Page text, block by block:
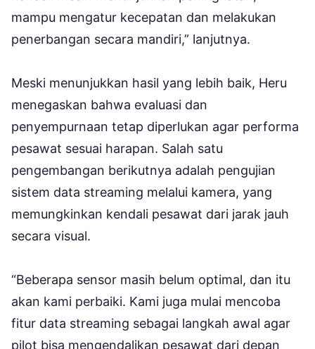
mampu mengatur kecepatan dan melakukan
penerbangan secara mandiri,” lanjutnya.
Meski menunjukkan hasil yang lebih baik, Heru
menegaskan bahwa evaluasi dan
penyempurnaan tetap diperlukan agar performa
pesawat sesuai harapan. Salah satu
pengembangan berikutnya adalah pengujian
sistem data streaming melalui kamera, yang
memungkinkan kendali pesawat dari jarak jauh
secara visual.
“Beberapa sensor masih belum optimal, dan itu
akan kami perbaiki. Kami juga mulai mencoba
fitur data streaming sebagai langkah awal agar
pilot bisa mengendalikan pesawat dari depan